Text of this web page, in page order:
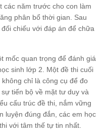
các năm trước cho con làm
phân bổ thời gian. Sau
chiếu với đáp án để chữa
mốc quan trọng để đánh giá
sinh lớp 2. Một đề thi cuối
chỉ là công cụ để đo
tiến bộ về mặt tư duy và
cấu trúc đề thi, nắm vững
luyện đúng đắn, các em học
với tâm thế tự tin nhất.